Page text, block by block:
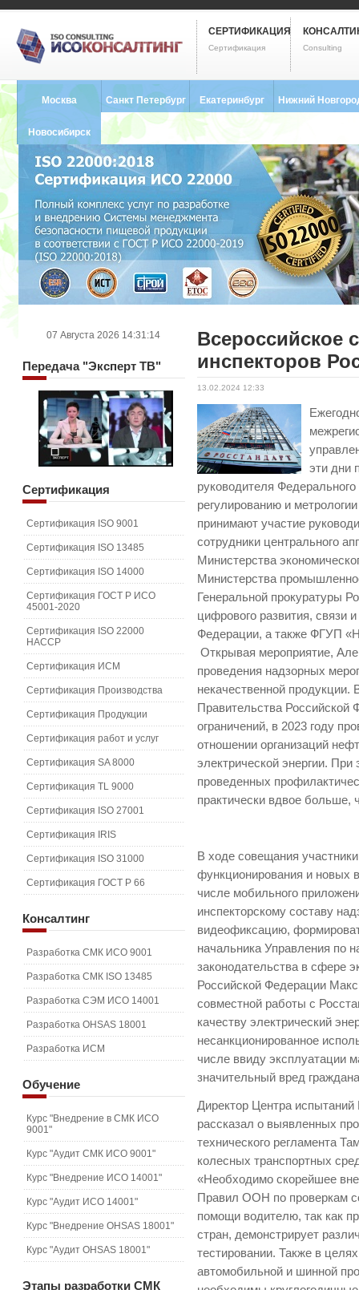
СЕРТИФИКАЦИЯ
Сертификация Consulting
Москва Санкт Петербург
8 (812) 748-2493
Екатеринбург
8 (343) 237-2593
Нижний
Новосибирск
8 (383) 227-8449
Всероссийское
инспекторов
13.02.2024 12:33
эти дни
руководителя
регулированию и
принимают участие
сотрудники центрального
Министерства
Министерства
Генеральной прокуратуры
цифрового развития, связи
Федерации, а также ФГУП
Открывая мероприятие,
проведения надзорных
некачественной
Правительства Российской
ограничений, в 2023 году
отношении организаций
электрической энергии.
проведенных
практически вдвое больше,
В ходе совещания
функционирования и
числе мобильного
инспекторскому составу
видеофиксацию,
начальника Управления по
законодательства в сфере
Российской Федерации
совместной работы с
качеству электрический
несанкционированное
числе ввиду эксплуатации
значительный вред
Директор Центра
рассказал о выявленных
технического регламента
колесных транспортных
«Необходимо скорейшее
Правил ООН по проверкам
помощи водителю, так как
стран, демонстрирует
тестировании. Также в
автомобильной и шинной
07 Августа 2026 14:31:14
Передача"Эксперт ТВ"
Сертификация
Сертификация ISO 9001
Сертификация ISO 13485
Сертификация ISO 14000
Сертификация ГОСТ Р ИСО
45001-2020
Сертификация ISO 22000
HACCP
Сертификация ИСМ
Сертификация Производства
Сертификация Продукции
Сертификация работ и услуг
Сертификация SA 8000
Сертификация TL 9000
Сертификация ISO 27001
Сертификация IRIS
Сертификация ISO 31000
Сертификация ГОСТ Р 66
Консалтинг
Разработка СМК ИСО 9001
Разработка СМК ISO 13485
Разработка СЭМ ИСО 14001
Разработка OHSAS 18001
Разработка ИСМ
Обучение
Курс "Внедрение в СМК ИСО
9001"
Курс "Аудит СМК ИСО 9001"
Курс "Внедрение ИСО 14001"
Курс "Аудит ИСО 14001"
Курс "Внедрение OHSAS 18001"
Курс "Аудит OHSAS 18001"
Этапы разработки СМК